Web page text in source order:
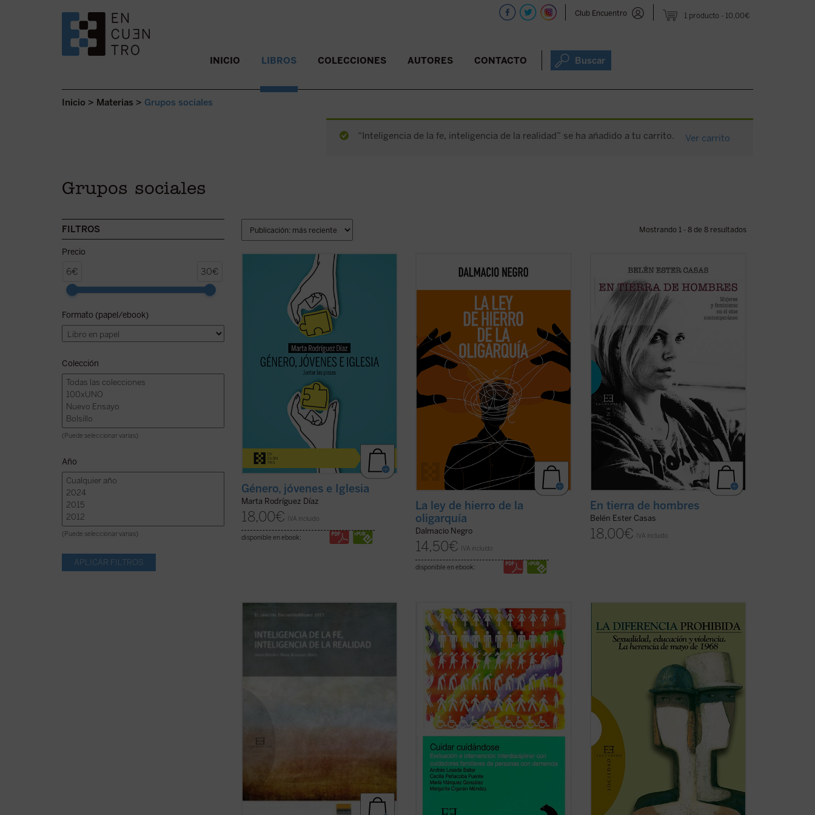
1 producto 10,00€
Club Encuentro
SALTAR AL CONTENIDO. INICIO LIBROS COLECCIONES AUTORES CONTACTO Buscar
Inicio > Materias > Grupos sociales
“Inteligencia de la fe, inteligencia de la realidad” se ha añadido a tu carrito. Ver carrito
Grupos sociales
FILTROS
Precio
6€ 30€
Formato (papel/ebook)
Colección
(Puede seleccionar varias)
Año
(Puede seleccionar varias)
Mostrando 1 - 8 de 8 resultados
Alrededor del género se ha abierto una
enorme brecha que separa a padres e
hijos, nietos y abuelos. No hay quien se
entienda y se escuche. En las familias es
motivo de disputa, los hijos no se sienten
acogidos y los padres se frustran ante
(ver ficha)
Género, jóvenes e Iglesia
Marta Rodríguez Díaz
18,00€ IVA incluido
disponible en ebook:
Este ensayo, en el que se combina un
política occidental con una aguda
interpretación de la realidad actual, nos
ayuda a recuperar un modo realista de
ver el fenómeno político, muy pegado a
los hechos ...
(ver ficha)
La ley de hierro de la
oligarquía
Dalmacio Negro
14,50€ IVA incluido
disponible en ebook:
¿Cómo ha cambiado, desde los
revolucionarios 60, el personaje
femenino en el cine?
En tierra de hombres. Mujeres y
feminismo en el cine contemporáneo
presenta un análisis profundo y sin
prejuicios de las claves de la «nueva ...
(ver ficha)
En tierra de hombres
Belén Ester Casas
18,00€ IVA incluido
largo de los años, desde la singularidad
de la experiencia cristiana, en ámbito de
encuentro entre hombres y mujeres
Si no fuese por los cuidadores
informales, que dedican una importante
parte de su vida a atender a sus
familiares, con una media de 70 horas a
la semana para esta tarea, la mayoría de
los enfermos con demencia no serían
capaces de sobrevivir, dado ...(ver ficha)
sociedad reivindicó para sus miembros el
derecho a la diferencia: diferencia de
gustos, de culturas y de valores,
diferencia de opciones de vida, de formas
de amar, de modelos de familia... Nunca,
(ver ficha)